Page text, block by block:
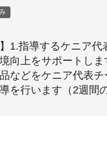
】1.指導するケニア
向上をサポートし
などをケニア代表
を行います（2週間